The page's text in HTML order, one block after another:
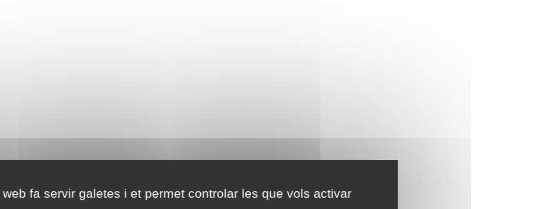
fa servir galetes i et permet controlar les que vols activar